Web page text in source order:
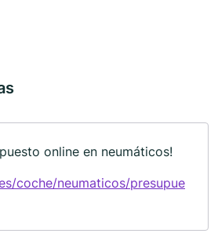
online en neumáticos!
coche/neumaticos/presupue